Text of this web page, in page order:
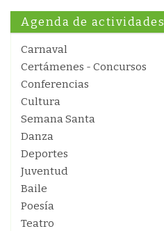
Agenda de actividades
Carnaval
Certámenes - Concursos
Conferencias
Cultura
Semana Santa
Danza
Deportes
Juventud
Baile
Poesía
Teatro